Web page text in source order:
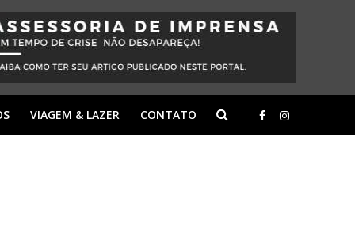
VIAGEM & LAZER CONTATO